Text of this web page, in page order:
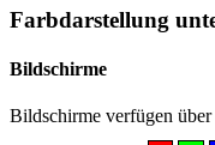
Farbdarstellung
Bildschirme
Bildschirme verfügen